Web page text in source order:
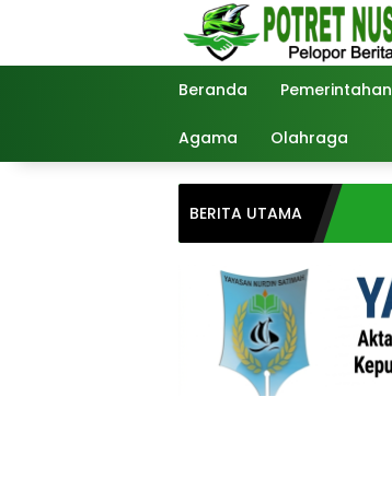
Beranda Pemerintahan
Agama Olahraga
BERITA UTAMA